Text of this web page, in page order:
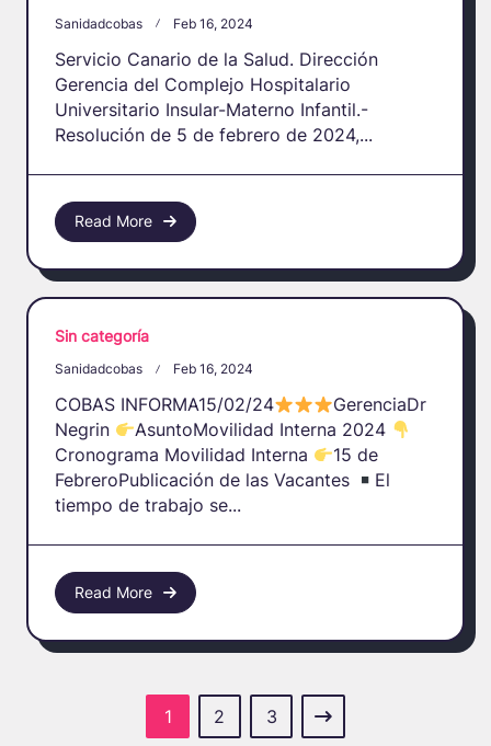
Sanidadcobas Feb 16, 2024
Servicio Canario de la Salud. Dirección
Gerencia del Complejo Hospitalario
Universitario Insular-Materno Infantil.-
Resolución de 5 de febrero de 2024,...
Read More
Sin categoría
Sanidadcobas Feb 16, 2024
COBAS INFORMA15/02/24
GerenciaDr
Negrin
AsuntoMovilidad Interna 2024
Cronograma Movilidad Interna
15 de
FebreroPublicación de las Vacantes
El
tiempo de trabajo se...
Read More
1 2 3